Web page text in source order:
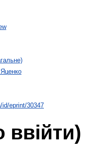
eprint/30347
ввійти)